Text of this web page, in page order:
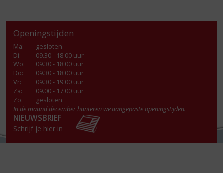
Openingstijden
Ma:
gesloten
Di:
09.30 - 18.00 uur
Wo:
09.30 - 18.00 uur
Do:
09.30 - 18.00 uur
Vr:
09.30 - 19.00 uur
Za:
09.00 - 17.00 uur
Zo:
gesloten
In de maand december hanteren we aangepaste openingstijden.
NIEUWSBRIEF
Schrijf je hier in